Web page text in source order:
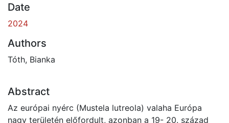
Date
2024
Authors
Tóth, Bianka
Abstract
Az európai nyérc (Mustela lutreola) valaha Európa
nagy területén előfordult, azonban a 19- 20. század